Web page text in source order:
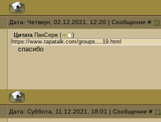
Дата: Четверг, 02.12.2021, 12:20 | Сообщение # 70
Цитата ПанСерж (
)
https://www.tapatalk.com/groups....19.html
спасибо
Дата: Суббота, 11.12.2021, 18:01 | Сообщение # 71